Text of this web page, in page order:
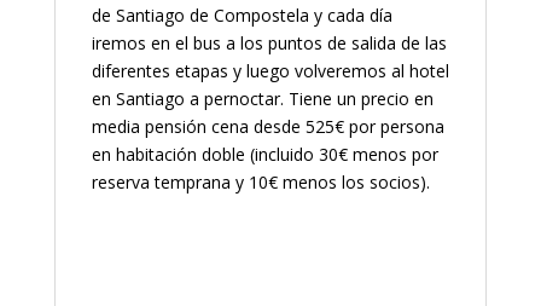
de Santiago de Compostela y cada día
iremos en el bus a los puntos de salida de las
diferentes etapas y luego volveremos al hotel
en Santiago a pernoctar. Tiene un precio en
media pensión cena desde 525€ por persona
en habitación doble (incluido 30€ menos por
reserva temprana y 10€ menos los socios).